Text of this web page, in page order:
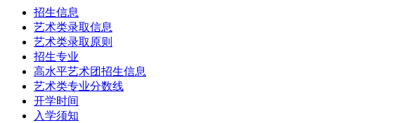
招生信息
艺术类录取信息
艺术类录取原则
招生专业
高水平艺术团招生信息
艺术类专业分数线
开学时间
入学须知